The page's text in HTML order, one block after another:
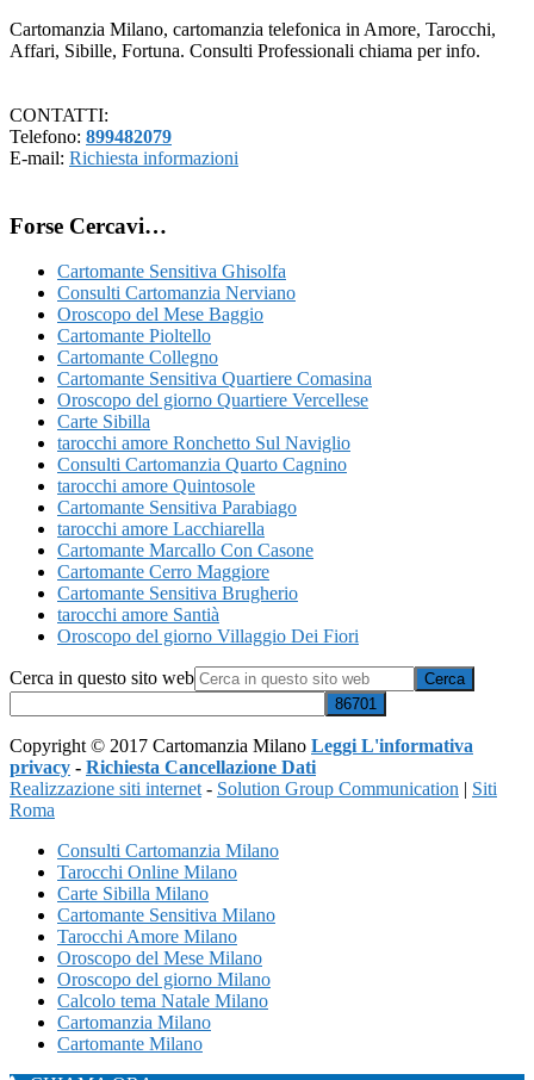
Cartomanzia Milano, cartomanzia telefonica in Amore, Tarocchi,
Affari, Sibille, Fortuna. Consulti Professionali chiama per info.
CONTATTI:
Telefono: 899482079
E-mail: Richiesta informazioni
Forse Cercavi…
Cartomante Sensitiva Ghisolfa
Consulti Cartomanzia Nerviano
Oroscopo del Mese Baggio
Cartomante Pioltello
Cartomante Collegno
Cartomante Sensitiva Quartiere Comasina
Oroscopo del giorno Quartiere Vercellese
Carte Sibilla
tarocchi amore Ronchetto Sul Naviglio
Consulti Cartomanzia Quarto Cagnino
tarocchi amore Quintosole
Cartomante Sensitiva Parabiago
tarocchi amore Lacchiarella
Cartomante Marcallo Con Casone
Cartomante Cerro Maggiore
Cartomante Sensitiva Brugherio
tarocchi amore Santià
Oroscopo del giorno Villaggio Dei Fiori
Cerca in questo sito web
Copyright © 2017 Cartomanzia Milano Leggi L'informativa
privacy - Richiesta Cancellazione Dati
Realizzazione siti internet- Solution Group Communication | Siti
Roma
Consulti Cartomanzia Milano
Tarocchi Online Milano
Carte Sibilla Milano
Cartomante Sensitiva Milano
Tarocchi Amore Milano
Oroscopo del Mese Milano
Oroscopo del giorno Milano
Calcolo tema Natale Milano
Cartomanzia Milano
Cartomante Milano